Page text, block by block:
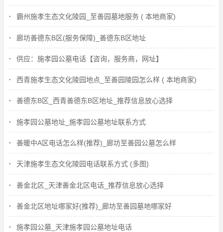
霸州施孝生态文化陵园_至善园墓地服务 ( 本地商家)
廊坊善德东B区(服务保障)_善德东B区地址
供应：施孝园公墓电话【咨询，服务商，网址】
西青施孝生态文化陵园地点_至善园陵园怎么样 ( 本地商家)
善德东B区_西青善德东B区地址_推荐信息放心选择
施孝园公墓地址_施孝园公墓地址联系方式
善暖中A区电话怎么样(推荐)_廊坊至善园公墓怎么样
天津施孝生态文化陵园电话联系方式 (多图)
善金北区_天津善金北区电话_推荐信息放心选择
善金北区地址哪家好(推荐)_廊坊至善园墓地哪家好
施孝园公墓_天津施孝园公墓地址电话